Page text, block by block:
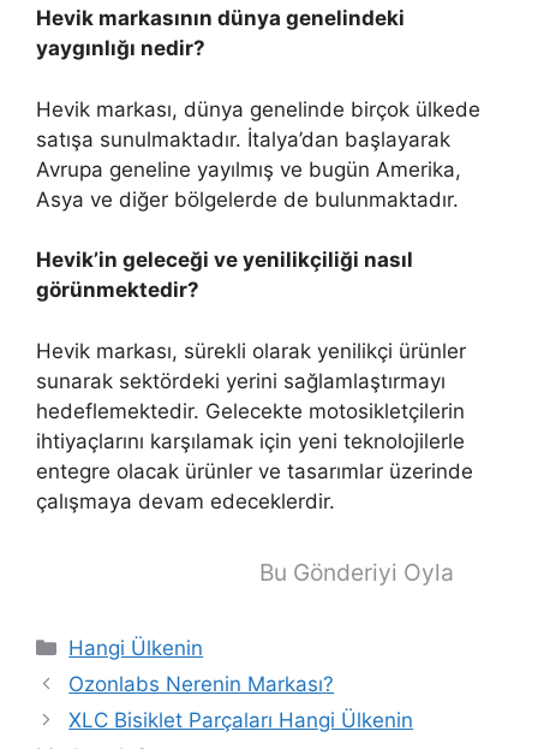
Hevik markasının dünya genelindeki
yaygınlığı nedir?
Hevik markası, dünya genelinde birçok ülkede
satışa sunulmaktadır. İtalya’dan başlayarak
Avrupa geneline yayılmış ve bugün Amerika,
Asya ve diğer bölgelerde de bulunmaktadır.
Hevik’in geleceği ve yenilikçiliği nasıl
görünmektedir?
Hevik markası, sürekli olarak yenilikçi ürünler
sunarak sektördeki yerini sağlamlaştırmayı
hedeflemektedir. Gelecekte motosikletçilerin
ihtiyaçlarını karşılamak için yeni teknolojilerle
entegre olacak ürünler ve tasarımlar üzerinde
çalışmaya devam edeceklerdir.
Bu Gönderiyi Oyla
Kategoriler
Hangi Ülkenin
Ozonlabs Nerenin Markası?
XLC Bisiklet Parçaları Hangi Ülkenin